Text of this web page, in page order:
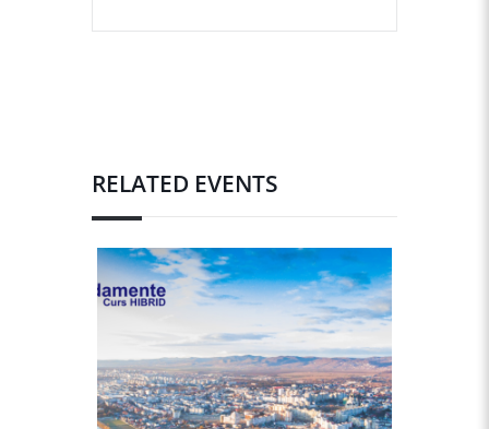
RELATED EVENTS